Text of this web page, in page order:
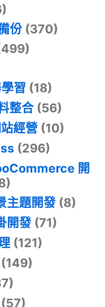
份 (370)
習 (18)
整合(56)
經營 (10)
(296)
開
主題開發(8)
開發(71)
(121)